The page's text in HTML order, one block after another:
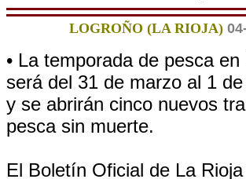
LOGROÑO (LA RIOJA)
• La temporada de pesca en
será del 31 de marzo al 1
y se abrirán cinco nuevos
pesca sin muerte.
El Boletín Oficial de La